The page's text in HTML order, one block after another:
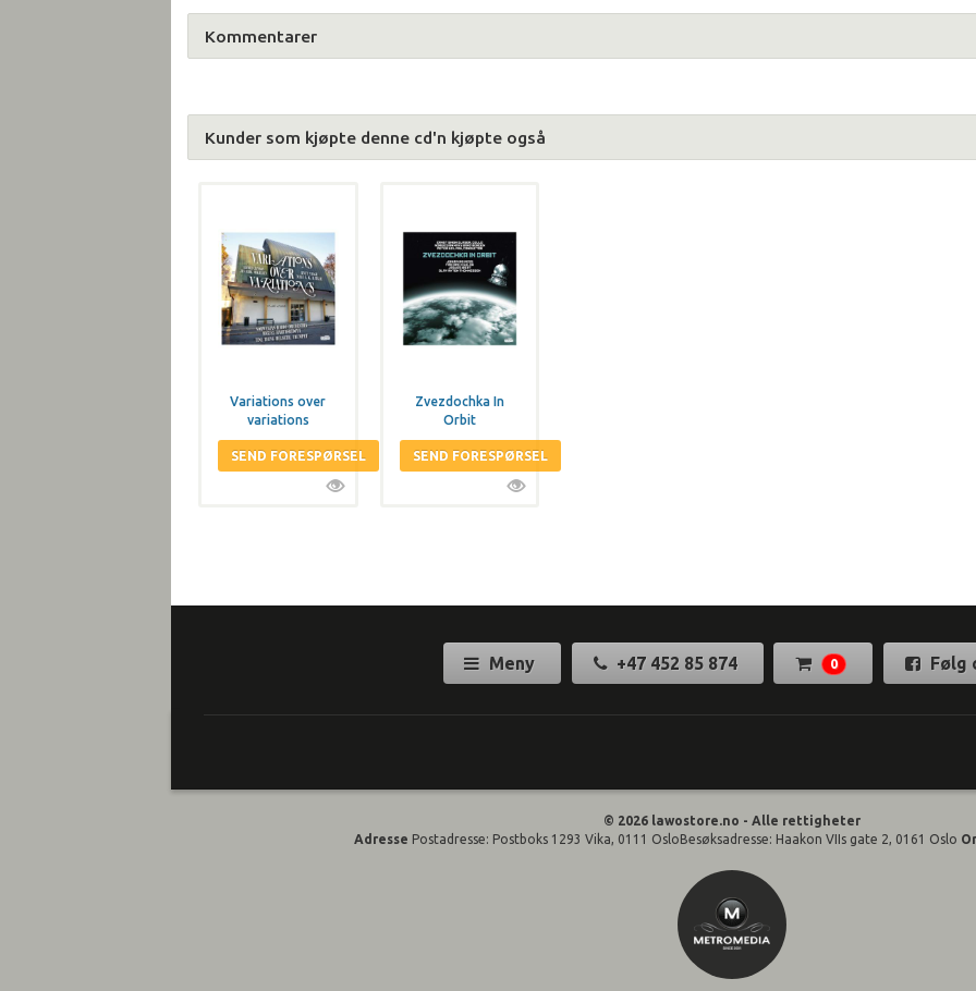
Kommentarer
Kunder som kjøpte denne cd'n kjøpte også
Variations over
variations
Zvezdochka In
Orbit
Meny +47 452 85 874 0 Følg
© 2026 lawostore.no - Alle rettigheter
Adresse Postadresse: Postboks 1293 Vika, 0111 OsloBesøksadresse: Haakon VIIs gate 2, 0161 Oslo